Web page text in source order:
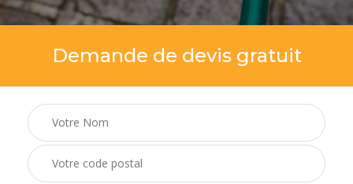
Demande de devis gratuit